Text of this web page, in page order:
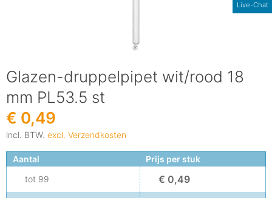
Live-Chat
Glazen-druppelpipet wit/rood 18
mm PL53.5 st
€ 0,49
incl. BTW. excl. Verzendkosten
Aantal
Prijs per stuk
tot 99 € 0,49